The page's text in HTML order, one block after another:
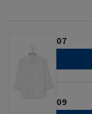
07
09